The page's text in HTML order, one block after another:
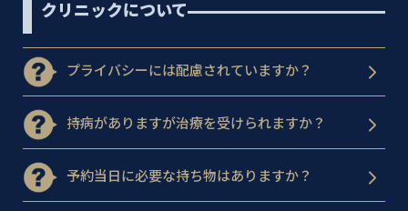
クリニックについて
プライバシーには配慮されていますか？
持病がありますが治療を受けられますか？
予約当日に必要な持ち物はありますか？